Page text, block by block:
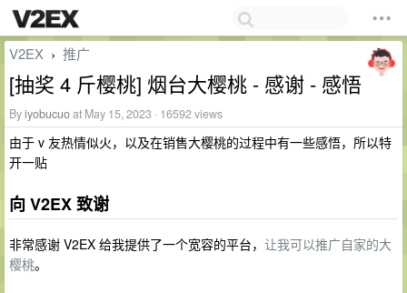
V2EX › 推广
[抽奖 4 斤樱桃] 烟台大樱桃 - 感谢 - 感悟
Byiyobucuoat May 15, 2023 · 16592 views
由于 v 友热情似火，以及在销售大樱桃的过程中有一些感悟，所以特
开一贴
向 V2EX 致谢
非常感谢 V2EX 给我提供了一个宽容的平台， 让我可以推广自家的大
樱桃。